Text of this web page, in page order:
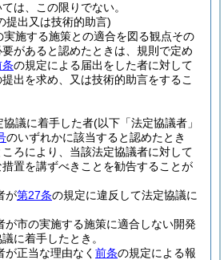
は、この限りでない。
提出又は技術的助言)
実施する施策との適合を図る観点その
があると認めたときは、規則で定め
の規定による届出をした者に対して
出を求め、又は技術的助言をするこ
協議に着手した者(以下「法定協議者」
のいずれかに該当すると認めたとき
ろにより、当該法定協議者に対して
置を講ずべきことを勧告することが
が第27条の規定に違反して法定協議に
が市の実施する施策に適合しない開発
に着手したとき。
が正当な理由なく 前条の規定による報